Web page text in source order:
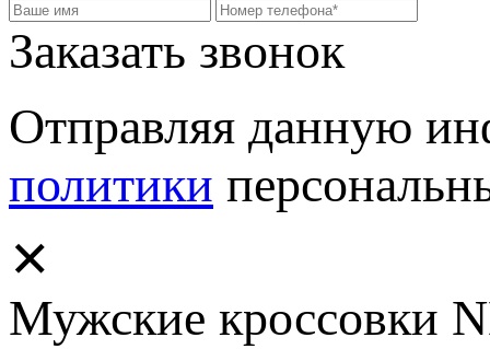
Заказать звонок
Отправляя данную
политики
✕
Мужские кроссовки